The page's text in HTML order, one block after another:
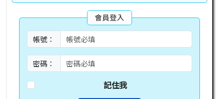
會員登入
帳號：
密碼：
記住我